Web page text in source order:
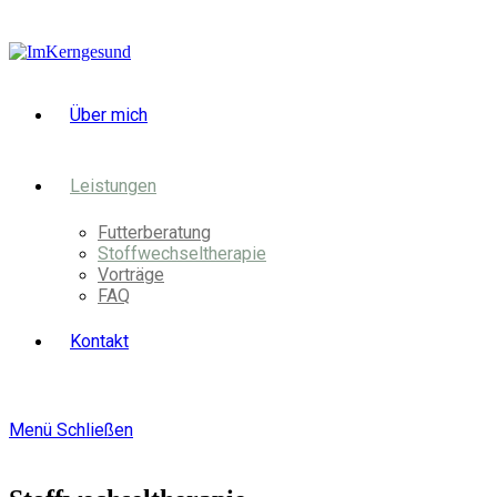
Über mich
Leistungen
Futterberatung
Stoffwechseltherapie
Vorträge
FAQ
Kontakt
Menü Schließen